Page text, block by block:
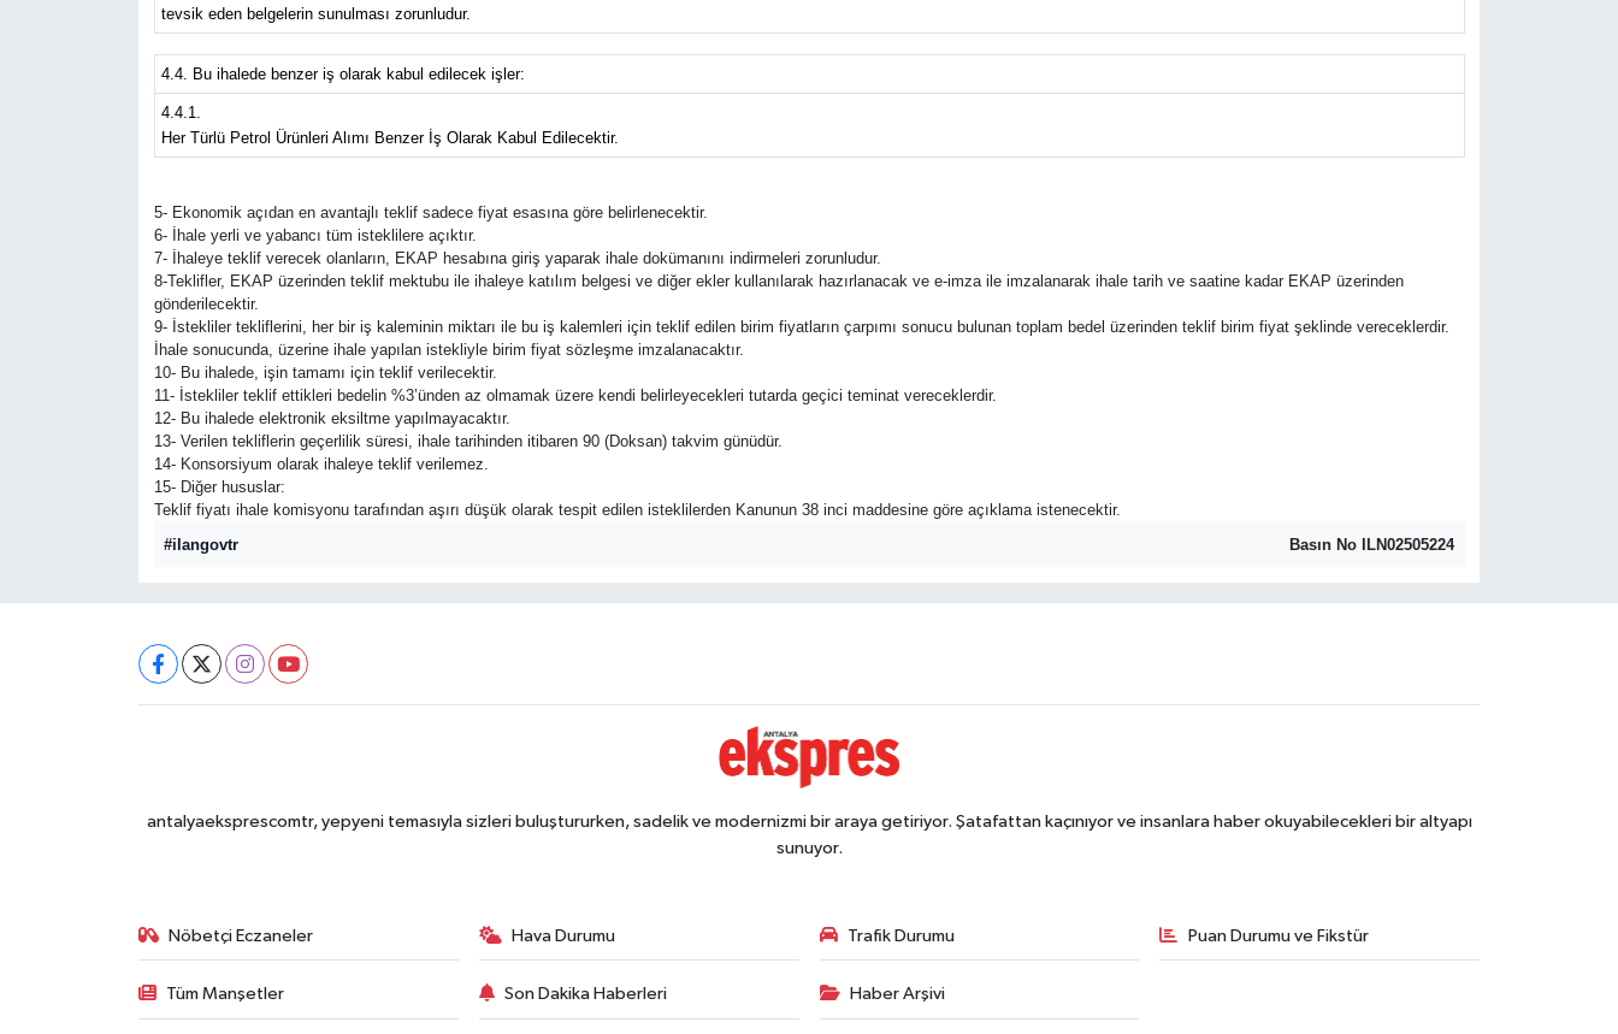
tevsik eden belgelerin sunulması zorunludur.
4.4. Bu ihalede benzer iş olarak kabul edilecek işler:
4.4.1.
Her Türlü Petrol Ürünleri Alımı Benzer İş Olarak Kabul Edilecektir.
5- Ekonomik açıdan en avantajlı teklif sadece fiyat esasına göre belirlenecektir.
6- İhale yerli ve yabancı tüm isteklilere açıktır.
7- İhaleye teklif verecek olanların, EKAP hesabına giriş yaparak ihale dokümanını indirmeleri zorunludur.
8-Teklifler, EKAP üzerinden teklif mektubu ile ihaleye katılım belgesi ve diğer ekler kullanılarak hazırlanacak ve e-imza ile imzalanarak ihale tarih ve saatine kadar EKAP üzerinden
gönderilecektir.
9- İstekliler tekliflerini, her bir iş kaleminin miktarı ile bu iş kalemleri için teklif edilen birim fiyatların çarpımı sonucu bulunan toplam bedel üzerinden teklif birim fiyat şeklinde vereceklerdir.
İhale sonucunda, üzerine ihale yapılan istekliyle birim fiyat sözleşme imzalanacaktır.
10- Bu ihalede, işin tamamı için teklif verilecektir.
11- İstekliler teklif ettikleri bedelin %3’ünden az olmamak üzere kendi belirleyecekleri tutarda geçici teminat vereceklerdir.
12- Bu ihalede elektronik eksiltme yapılmayacaktır.
13- Verilen tekliflerin geçerlilik süresi, ihale tarihinden itibaren 90 (Doksan) takvim günüdür.
14- Konsorsiyum olarak ihaleye teklif verilemez.
15- Diğer hususlar:
Teklif fiyatı ihale komisyonu tarafından aşırı düşük olarak tespit edilen isteklilerden Kanunun 38 inci maddesine göre açıklama istenecektir.
#ilangovtr
Basın No ILN02505224
antalyaeksprescomtr, yepyeni temasıyla sizleri buluştururken, sadelik ve modernizmi bir araya getiriyor. Şatafattan kaçınıyor ve insanlara haber okuyabilecekleri bir altyapı
sunuyor.
Nöbetçi Eczaneler Hava Durumu Trafik Durumu Puan Durumu ve Fikstür
Tüm Manşetler Son Dakika Haberleri Haber Arşivi